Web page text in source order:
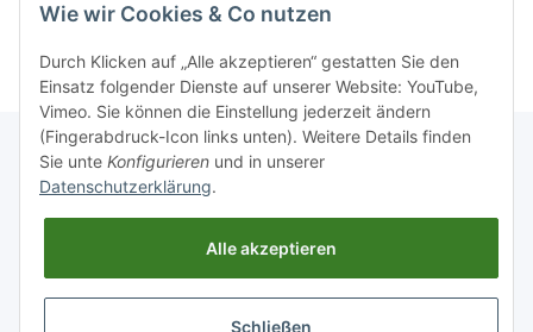
Informationen
Wie wir Cookies & Co nutzen
Durch Klicken auf „Alle akzeptieren“ gestatten Sie den
Einsatz folgender Dienste auf unserer Website: YouTube,
Vimeo. Sie können die Einstellung jederzeit ändern
(Fingerabdruck-Icon links unten). Weitere Details finden
Sie unte Konfigurieren und in unserer
Datenschutzerklärung.
Alle akzeptieren
Schließen